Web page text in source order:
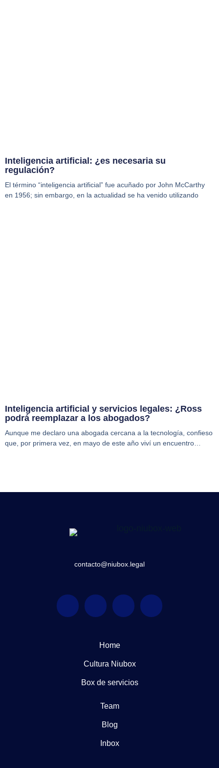
Inteligencia artificial: ¿es necesaria su
regulación?
El término “inteligencia artificial” fue acuñado por John McCarthy
en 1956; sin embargo, en la actualidad se ha venido utilizando
Inteligencia artificial y servicios legales: ¿Ross
podrá reemplazar a los abogados?
Aunque me declaro una abogada cercana a la tecnología, confieso
que, por primera vez, en mayo de este año viví un encuentro…
contacto@niubox.legal
Home
Cultura Niubox
Box de servicios
Team
Blog
Inbox